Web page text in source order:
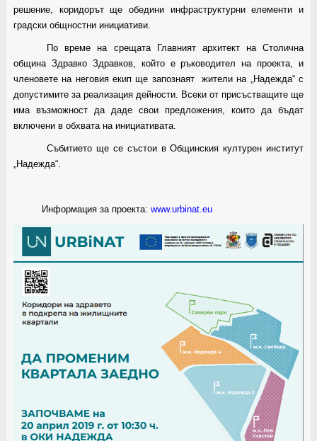
решение, коридорът ще обедини инфраструктурни елементи и
градски общностни инициативи.
По време на срещата Главният архитект на Столична
община Здравко Здравков, който е ръководител на проекта, и
членовете на неговия екип ще запознаят жители на „Надежда“ с
допустимите за реализация дейности. Всеки от присъстващите ще
има възможност да даде свои предложения, които да бъдат
включени в обхвата на инициативата.
Събитието ще се състои в Общинския културен институт
„Надежда“.
Информация за проекта: www.urbinat.eu